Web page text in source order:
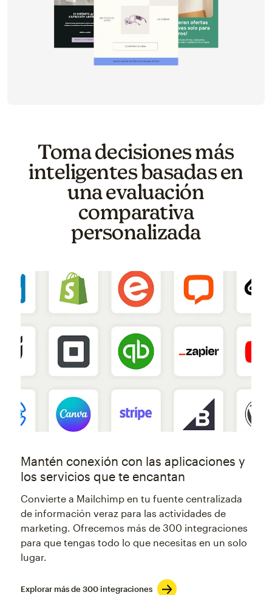
Toma decisiones más
inteligentes basadas en
una evaluación
comparativa
personalizada
Mantén conexión con las aplicaciones y
los servicios que te encantan
Convierte a Mailchimp en tu fuente centralizada
de información veraz para las actividades de
marketing. Ofrecemos más de 300 integraciones
para que tengas todo lo que necesitas en un solo
lugar.
Explorar más de 300 integraciones